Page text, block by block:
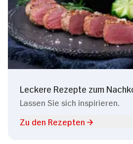
Leckere Rezepte zum
Lassen Sie sich inspirieren.
Zu den Rezepten